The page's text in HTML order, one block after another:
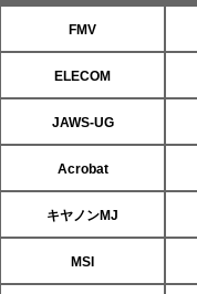
FMV
ELECOM
JAWS-UG
Acrobat
キヤノンMJ
MSI